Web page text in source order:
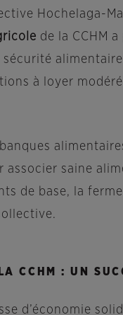
Hochelaga-
de la CCHM
à loyer
saine
de base, la
CCHM : UN
d’économie